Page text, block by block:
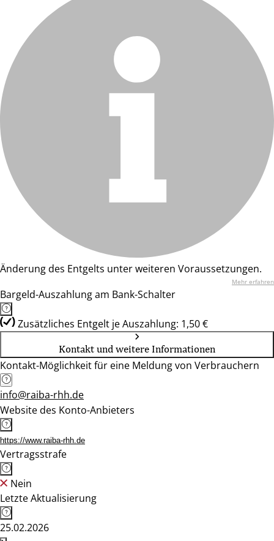
Änderung des Entgelts unter weiteren Voraussetzungen.
Mehr erfahren
Bargeld-Auszahlung am Bank-Schalter
Zusätzliches Entgelt je Auszahlung: 1,50 €
Kontakt und weitere Informationen
Kontakt-Möglichkeit für eine Meldung von Verbrauchern
info@raiba-rhh.de
Website des Konto-Anbieters
https://www.raiba-rhh.de
Vertragsstrafe
Nein
Letzte Aktualisierung
25.02.2026